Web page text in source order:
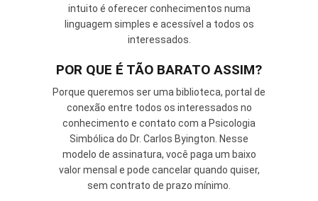
intuito é oferecer conhecimentos numa
linguagem simples e acessível a todos os
interessados.
POR QUE É TÃO BARATO ASSIM?
Porque queremos ser uma biblioteca, portal de
conexão entre todos os interessados no
conhecimento e contato com a Psicologia
Simbólica do Dr. Carlos Byington. Nesse
modelo de assinatura, você paga um baixo
valor mensal e pode cancelar quando quiser,
sem contrato de prazo mínimo.